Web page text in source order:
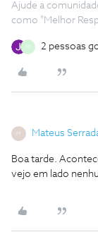
Ajude a
como "Melhor
M 2 pessoas
M Mateus
Boa tarde.
vejo em lado